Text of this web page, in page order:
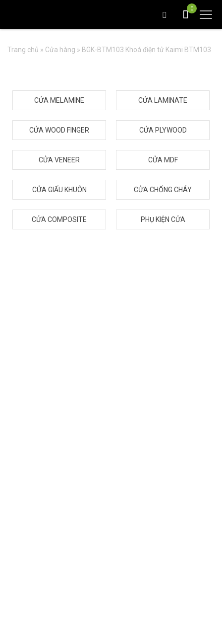
0
Trang chủ » Cửa hàng » BGK-BTM103 Khoá điện tử Kaimi BTM103
CỬA MELAMINE CỬA LAMINATE
CỬA WOOD FINGER CỬA PLYWOOD
CỬA VENEER CỬA MDF
CỬA GIẤU KHUÔN CỬA CHỐNG CHÁY
CỬA COMPOSITE PHỤ KIỆN CỬA